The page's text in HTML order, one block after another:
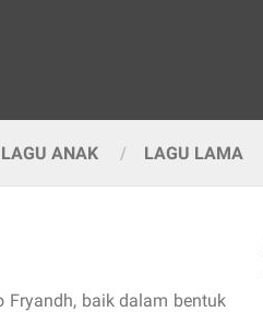
LAGU ANAK LAGU LAMA
baik dalam bentuk